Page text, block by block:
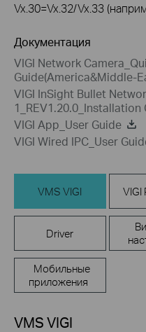
Vx.30=Vx.32/Vx.33
Документация
VIGI Network
Guide(America&Middle-
VIGI InSight Bullet
1_REV1.20.0_Installation
VIGI App_User Guide
VIGI Wired IPC_User
VMS VIGI VIGI
Driver
Мобильные
приложения
VMS VIGI